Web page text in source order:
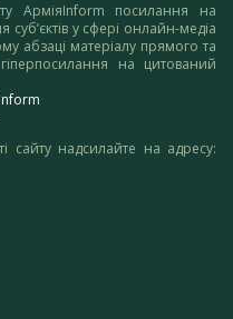
АрміяInform посилання на
суб’єктів у сфері онлайн-медіа
абзаці матеріалу прямого та
на цитований
сайту надсилайте на адресу: